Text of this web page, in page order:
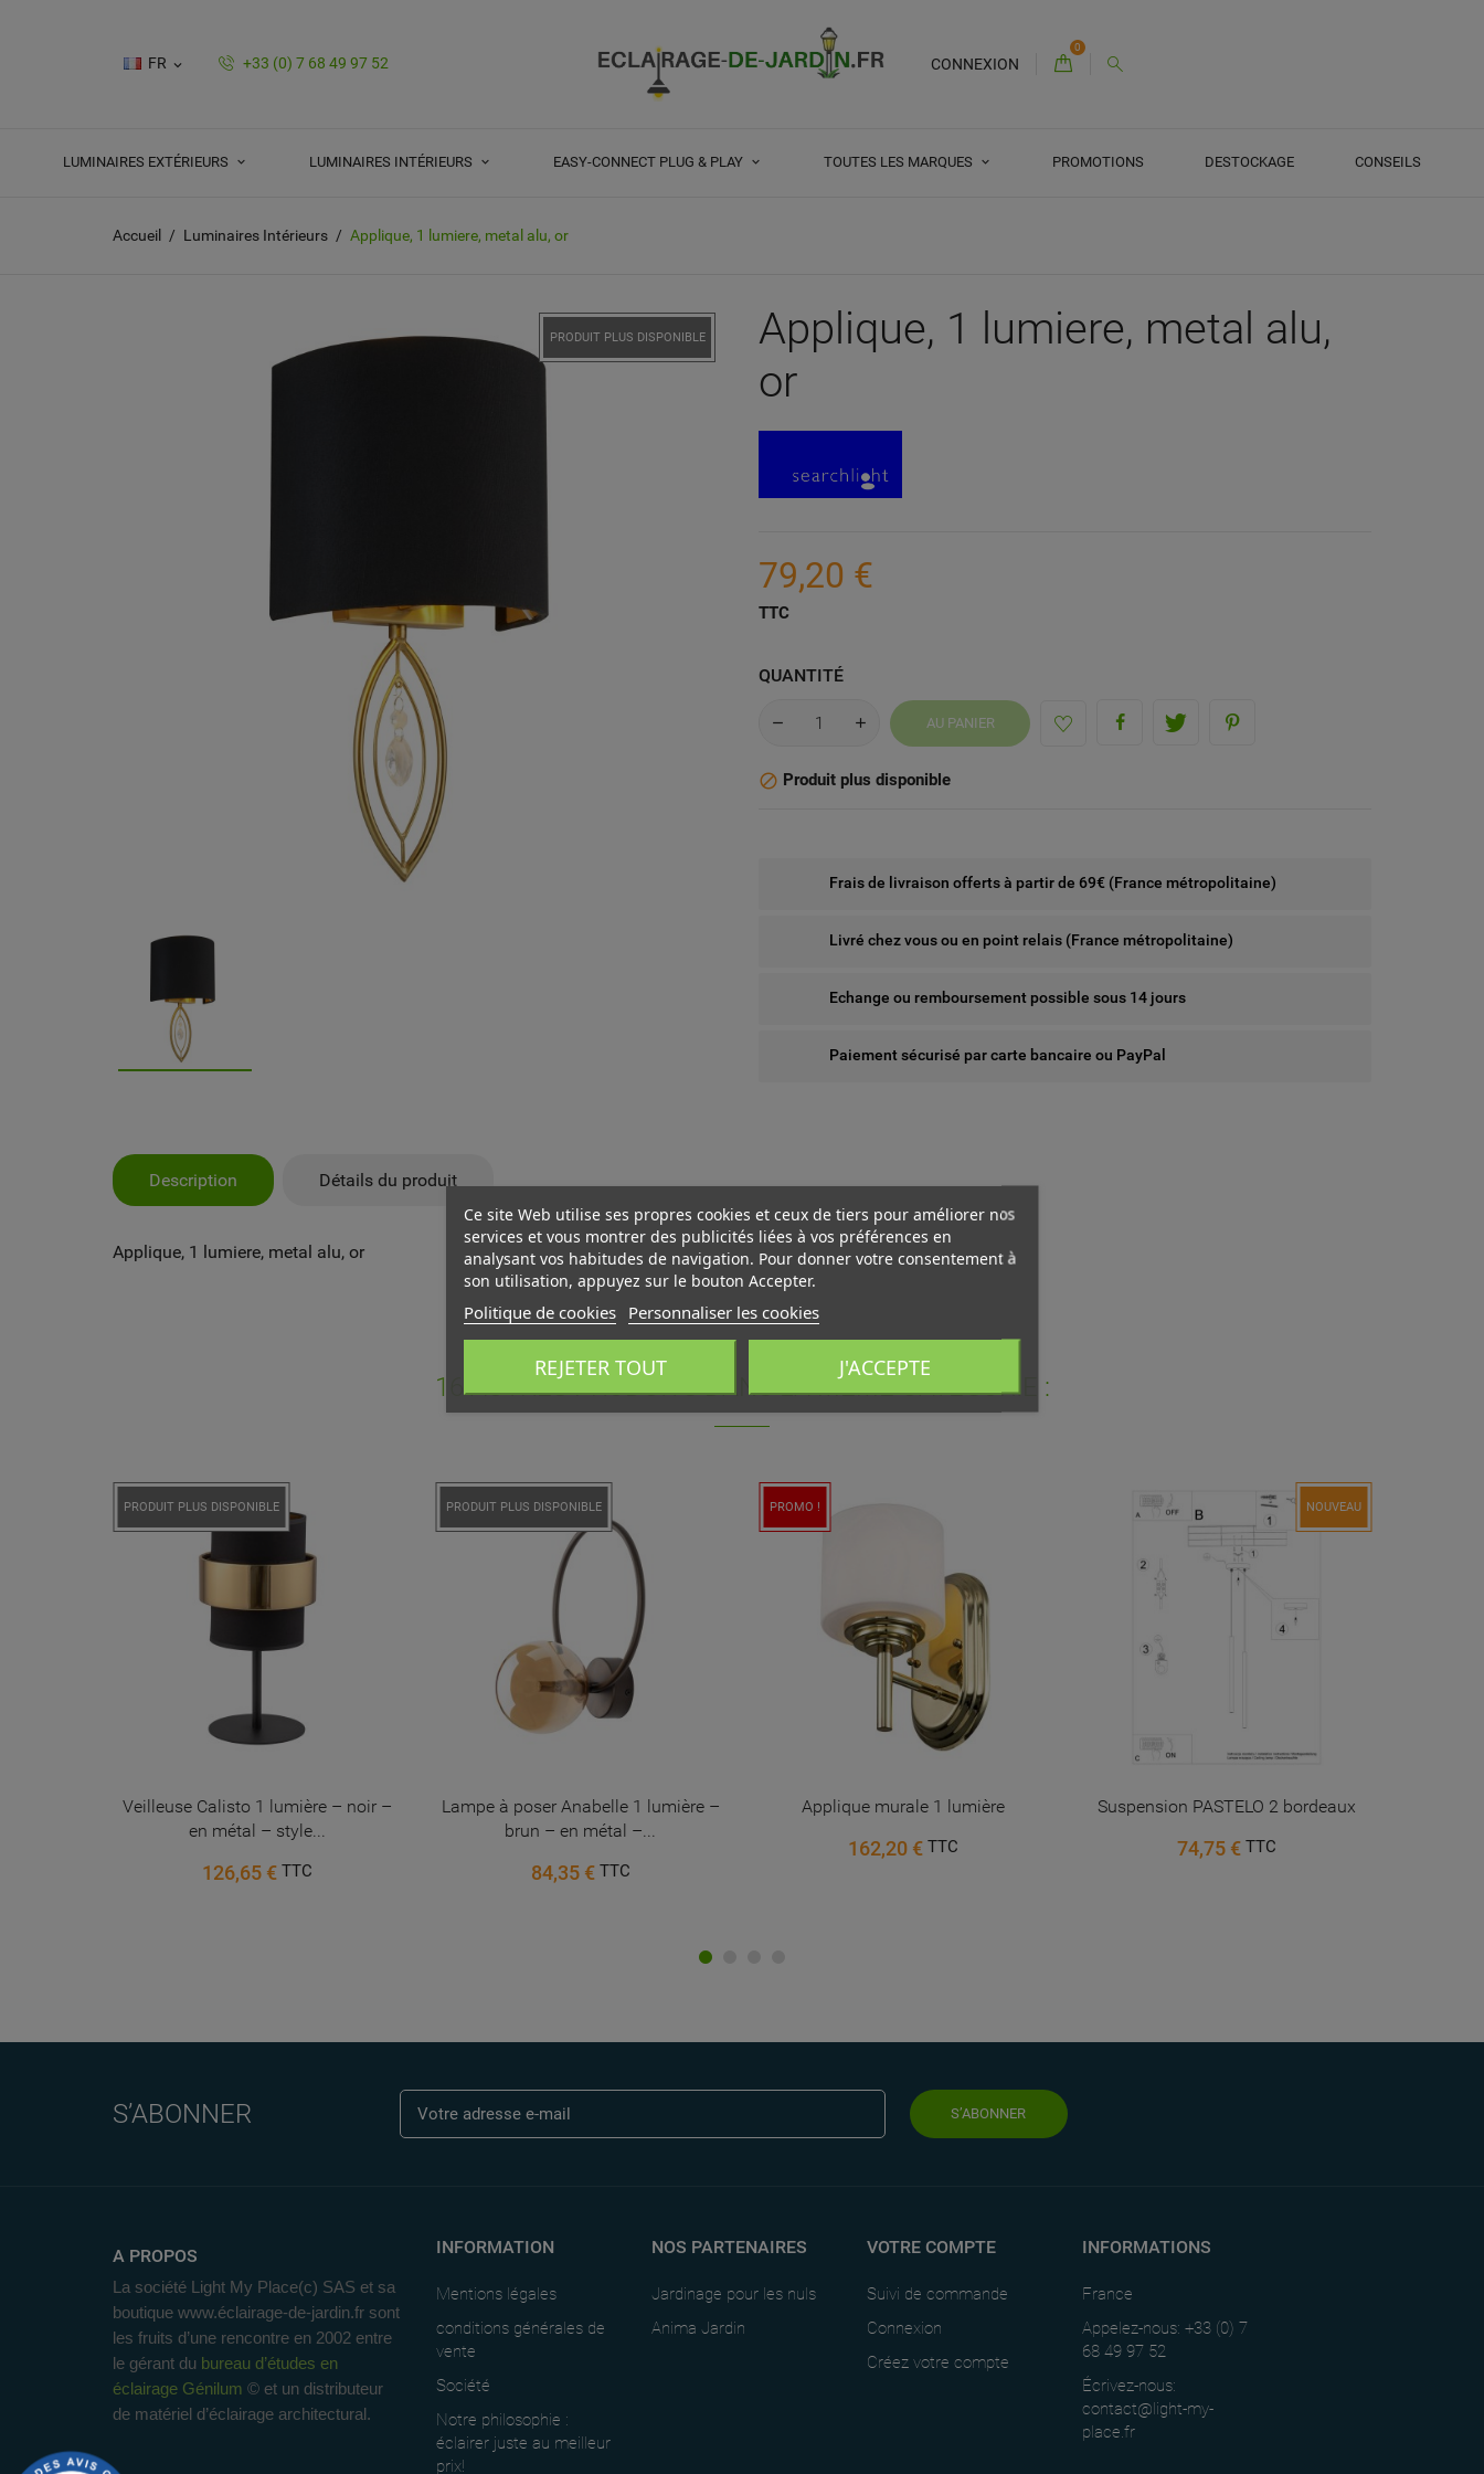
FR  +33 (0) 7 68 49 97 52 CONNEXION
0
LUMINAIRES EXTÉRIEURS LUMINAIRES INTÉRIEURS EASY-CONNECT PLUG & PLAY TOUTES LES MARQUES PROMOTIONS DESTOCKAGE CONSEILS
Accueil Luminaires Intérieurs Applique, 1 lumiere, metal alu, or
PRODUIT PLUS DISPONIBLE
Applique, 1 lumiere, metal alu,
or
79,20 €
TTC
QUANTITÉ
AU PANIER
 Produit plus disponible
Frais de livraison offerts à partir de 69€ (France métropolitaine)
Livré chez vous ou en point relais (France métropolitaine)
Echange ou remboursement possible sous 14 jours
Paiement sécurisé par carte bancaire ou PayPal
Description Détails du produit
Applique, 1 lumiere, metal alu, or
16 AUTRES PRODUITS DANS LA MÊME CATÉGORIE :
PRODUIT PLUS DISPONIBLE
Veilleuse Calisto 1 lumière – noir –
en métal – style...
126,65 €TTC
PRODUIT PLUS DISPONIBLE
Lampe à poser Anabelle 1 lumière –
brun – en métal –...
84,35 € TTC
PROMO !
Applique murale 1 lumière
162,20 €TTC
NOUVEAU
Suspension PASTELO 2 bordeaux
74,75 € TTC
S’ABONNER S’ABONNER
A PROPOS
La société Light My Place(c) SAS et sa
boutique www.éclairage-de-jardin.fr sont
les fruits d’une rencontre en 2002 entre
le gérant du bureau d’études en
éclairage Génilum © et un distributeur
de matériel d’éclairage architectural.
INFORMATION
Mentions légales
conditions générales de
vente
Société
Notre philosophie :
éclairer juste au meilleur
prix!
NOS PARTENAIRES
Jardinage pour les nuls
Anima Jardin
VOTRE COMPTE
Suivi de commande
Connexion
Créez votre compte
INFORMATIONS
France
Appelez-nous: +33 (0) 7
68 49 97 52
Écrivez-nous:
contact@light-my-
place.fr
MY WISHLISTS
add_circle_outlineCreate new list
CRÉER UNE LISTE D'ENVIES
NOM DE LA LISTE D'ENVIES
CONNEXION
Annuler
Ce site Web utilise ses propres cookies et ceux de tiers pour améliorer nos
services et vous montrer des publicités liées à vos préférences en
analysant vos habitudes de navigation. Pour donner votre consentement à
son utilisation, appuyez sur le bouton Accepter.
Politique de cookies Personnaliser les cookies
REJETER TOUT J'ACCEPTE